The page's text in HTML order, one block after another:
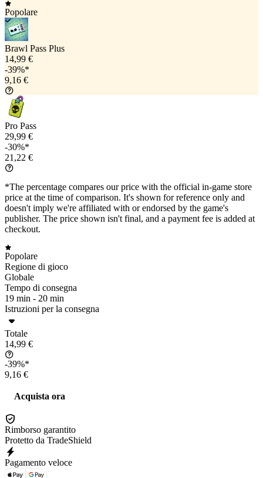
Popolare
Brawl Pass Plus
14,99 €
-39%*
9,16 €
Pro Pass
29,99 €
-30%*
21,22 €
*The percentage compares our price with the official in-game store
price at the time of comparison. It's shown for reference only and
doesn't imply we're affiliated with or endorsed by the game's
publisher. The price shown isn't final, and a payment fee is added at
checkout.
Popolare
Regione di gioco
Globale
Tempo di consegna
19 min - 20 min
Istruzioni per la consegna
Totale
14,99 €
-39%*
9,16 €
Acquista ora
Rimborso garantito
Protetto da TradeShield
Pagamento veloce